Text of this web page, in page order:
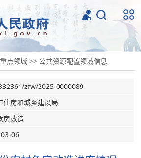
重点领域 >> 公共资源配置领域信息
zfw/2025-0000089
住房和城乡建设局
房改造
06